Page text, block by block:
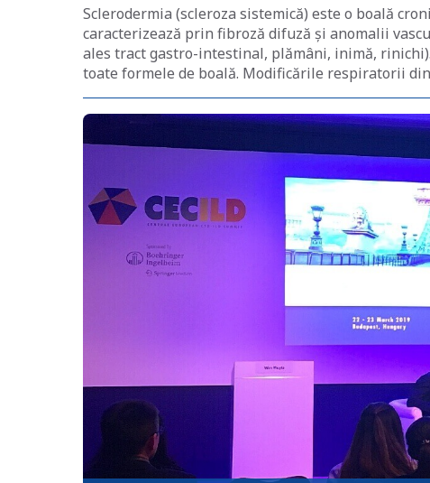
Sclerodermia (scleroza sistemică) este o boală
caracterizează prin fibroză difuză și anomalii
ales tract gastro-intestinal, plămâni, inimă,
toate formele de boală. Modificările respiratorii